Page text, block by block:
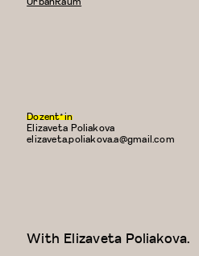
With Elizaveta Poliakova.
Dozent*in
Elizaveta Poliakova
E-
elizaveta.poliakova.a@gmail.com